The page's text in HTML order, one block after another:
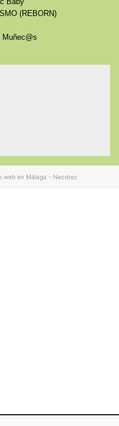
Baby
(REBORN)
web en Málaga - Necotec